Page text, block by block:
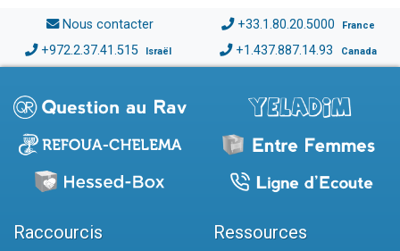
Nous contacter +33.1.80.20.5000 France
+972.2.37.41.515 Israël +1.437.887.14.93 Canada
Raccourcis Ressources